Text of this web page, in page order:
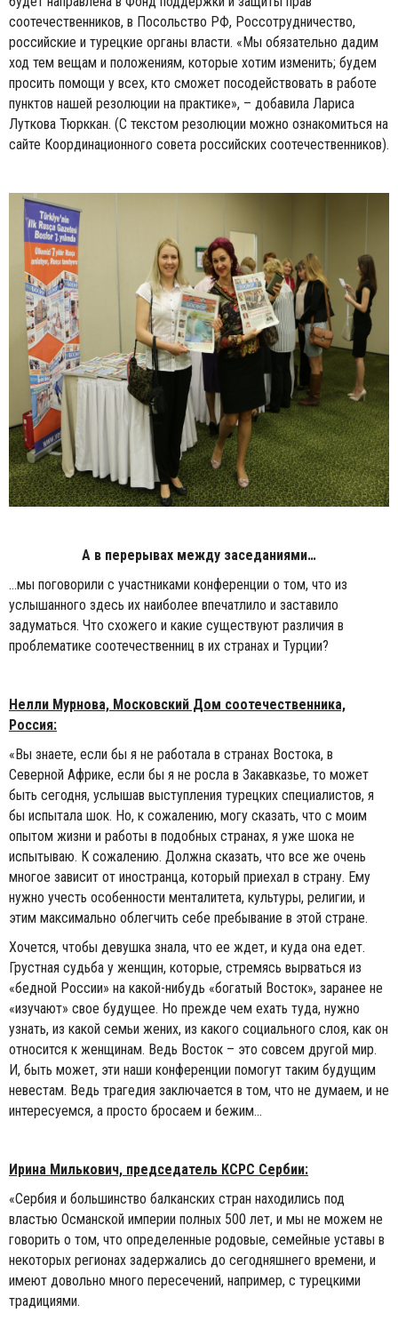
соотечественников, в Посольство РФ, Россотрудничество,
российские и турецкие органы власти. «Мы обязательно дадим
ход тем вещам и положениям, которые хотим изменить; будем
просить помощи у всех, кто сможет посодействовать в работе
пунктов нашей резолюции на практике», – добавила Лариса
Луткова Тюрккан. (С текстом резолюции можно ознакомиться на
сайте Координационного совета российских соотечественников).
А в перерывах между заседаниями…
…мы поговорили с участниками конференции о том, что из
услышанного здесь их наиболее впечатлило и заставило
задуматься. Что схожего и какие существуют различия в
проблематике соотечественниц в их странах и Турции?
Нелли Мурнова, Московский Дом соотечественника,
Россия:
«Вы знаете, если бы я не работала в странах Востока, в
Северной Африке, если бы я не росла в Закавказье, то может
быть сегодня, услышав выступления турецких специалистов, я
бы испытала шок. Но, к сожалению, могу сказать, что с моим
опытом жизни и работы в подобных странах, я уже шока не
испытываю. К сожалению. Должна сказать, что все же очень
многое зависит от иностранца, который приехал в страну. Ему
нужно учесть особенности менталитета, культуры, религии, и
этим максимально облегчить себе пребывание в этой стране.
Хочется, чтобы девушка знала, что ее ждет, и куда она едет.
Грустная судьба у женщин, которые, стремясь вырваться из
«бедной России» на какой-нибудь «богатый Восток», заранее не
«изучают» свое будущее. Но прежде чем ехать туда, нужно
узнать, из какой семьи жених, из какого социального слоя, как он
относится к женщинам. Ведь Восток – это совсем другой мир.
И, быть может, эти наши конференции помогут таким будущим
невестам. Ведь трагедия заключается в том, что не думаем, и не
интересуемся, а просто бросаем и бежим…
Ирина Милькович, председатель КСРС Сербии:
«Сербия и большинство балканских стран находились под
властью Османской империи полных 500 лет, и мы не можем не
говорить о том, что определенные родовые, семейные уставы в
некоторых регионах задержались до сегодняшнего времени, и
имеют довольно много пересечений, например, с турецкими
традициями.